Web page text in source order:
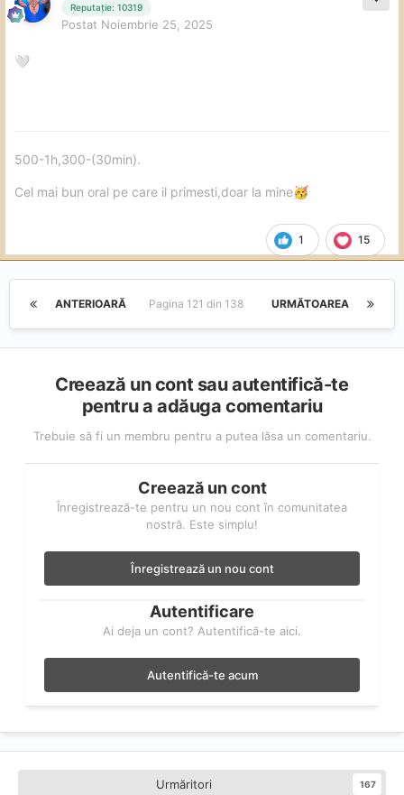
Reputație: 10319
Postat Noiembrie 25, 2025
🤍
1 15
500-1h,300-(30min).
Cel mai bun oral pe care il primesti,doar la mine🥳
ANTERIOARĂ URMĂTOAREA
Pagina 121 din 138
Creează un cont sau autentifică-te
pentru a adăuga comentariu
Trebuie să fi un membru pentru a putea lăsa un comentariu.
Creează un cont
Înregistrează-te pentru un nou cont în comunitatea
nostră. Este simplu!
Înregistrează un nou cont
Autentificare
Ai deja un cont? Autentifică-te aici.
Autentifică-te acum
Urmăritori 167